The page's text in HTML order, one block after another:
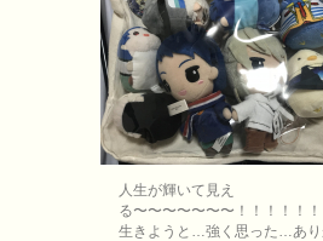
人生が輝いて見え
る〜〜〜〜〜〜〜！！！！！
生きようと…強く思った…あ